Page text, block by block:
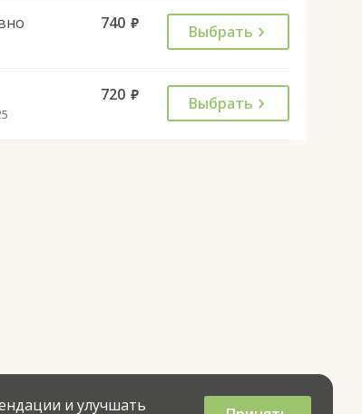
740 руб. Выбрать
720 руб. Выбрать
и улучшать